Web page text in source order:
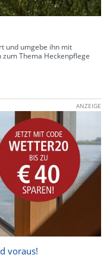
und umgebe ihn mit
zum Thema Heckenpflege
ANZEIGE
voraus!